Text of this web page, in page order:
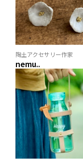
陶土アクセサリー作家
nemu..